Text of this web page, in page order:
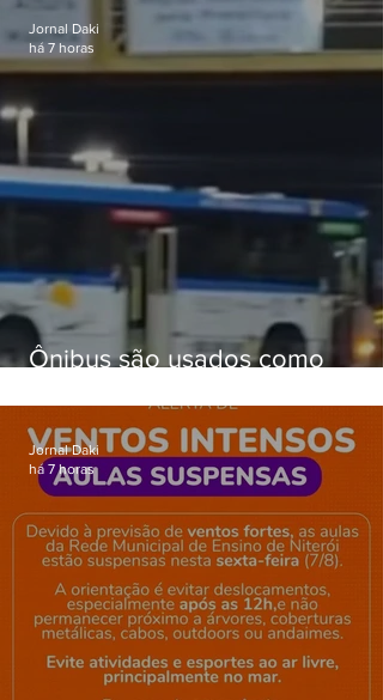
Ônibus são usados como
Gardênia Azul
Jornal Daki
há 7 horas
Jornal Daki
há 7 horas